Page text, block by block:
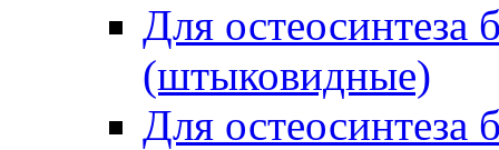
Для остеосинтеза
(штыковидные)
Для остеосинтеза